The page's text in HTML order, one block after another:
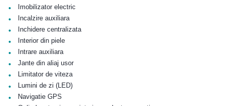
• Imobilizator electric
• Incalzire auxiliara
• Inchidere centralizata
• Interior din piele
• Intrare auxiliara
• Jante din aliaj usor
• Limitator de viteza
• Lumini de zi (LED)
• Navigatie GPS